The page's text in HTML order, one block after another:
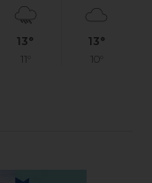
13°
11°
13°
10°